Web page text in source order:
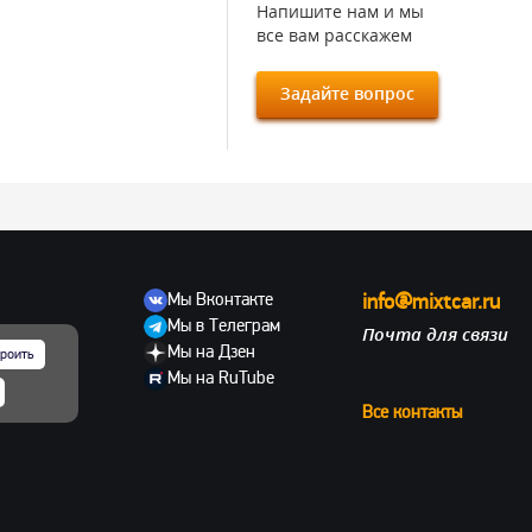
Напишите нам и мы
все вам расскажем
Задайте вопрос
Мы Вконтакте
Мы в Телеграм
Мы на Дзен
Мы на RuTube
info@mixtcar.ru
Почта для связи
Все контакты